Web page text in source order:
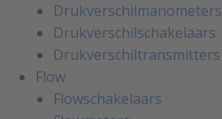
Drukverschilmanometers
Drukverschilschakelaars
Drukverschiltransmitters
Flow
Flowschakelaars